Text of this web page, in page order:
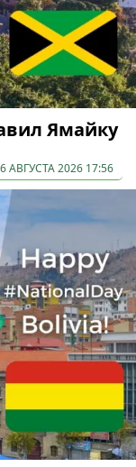
Ямайку
АВГУСТА 2026 17:56